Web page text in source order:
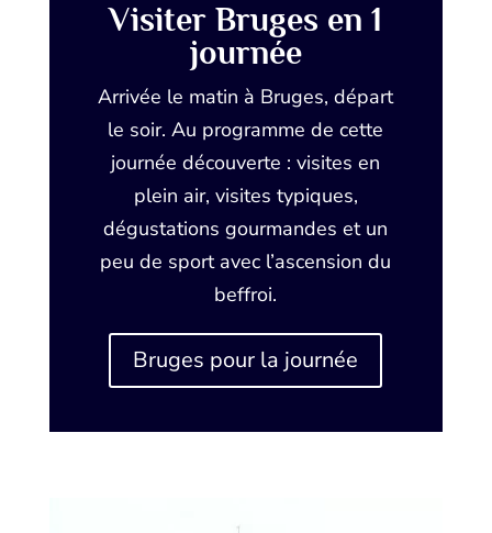
Visiter Bruges en 1
journée
Arrivée le matin à Bruges, départ
le soir. Au programme de cette
journée découverte : visites en
plein air, visites typiques,
dégustations gourmandes et un
peu de sport avec l’ascension du
beffroi.
Bruges pour la journée